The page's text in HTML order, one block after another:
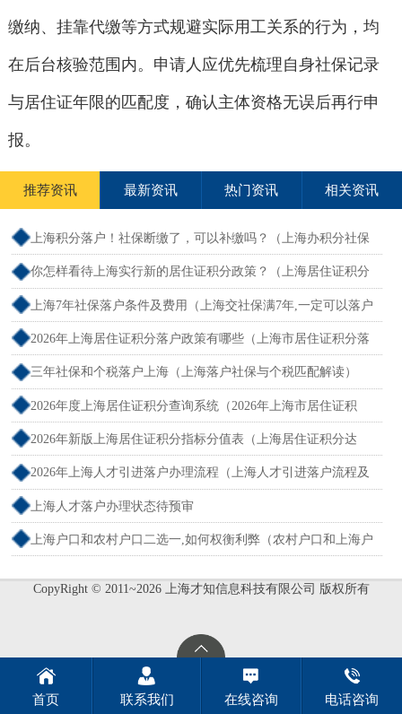
缴纳、挂靠代缴等方式规避实际用工关系的行为，均
在后台核验范围内。申请人应优先梳理自身社保记录
与居住证年限的匹配度，确认主体资格无误后再行申
报。
推荐资讯 最新资讯 热门资讯 相关资讯
上海积分落户！社保断缴了，可以补缴吗？（上海办积分社保
断交需要重新计算吗）
你怎样看待上海实行新的居住证积分政策？（上海居住证积分
新规）
上海7年社保落户条件及费用（上海交社保满7年,一定可以落户
吗？）
2026年上海居住证积分落户政策有哪些（上海市居住证积分落
户政策2026年）
三年社保和个税落户上海（上海落户社保与个税匹配解读）
2026年度上海居住证积分查询系统（2026年上海市居住证积
分）
2026年新版上海居住证积分指标分值表（上海居住证积分达
标）
2026年上海人才引进落户办理流程（上海人才引进落户流程及
所需时间）
上海人才落户办理状态待预审
上海户口和农村户口二选一,如何权衡利弊（农村户口和上海户
CopyRight © 2011~2026 上海才知信息科技有限公司 版权所有
首页 联系我们 在线咨询 电话咨询